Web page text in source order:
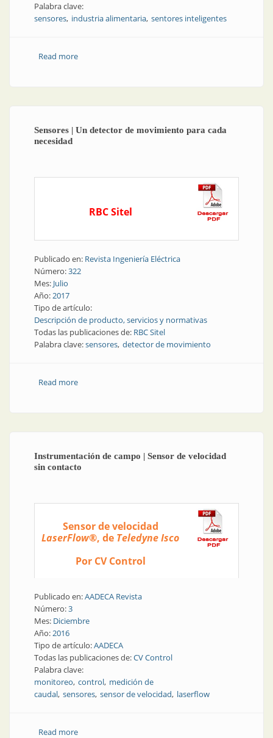
Palabra clave:
sensores industria alimentaria sentores inteligentes
Read moreabout Sensores | Sensores inteligentes en la industria
Sensores | Un detector de movimiento para cada
necesidad
RBC Sitel
Publicado en: Revista Ingeniería Eléctrica
Número:322
Mes: Julio
Año:2017
Tipo de artículo:
Descripción de producto, servicios y normativas
Todas las publicaciones de: RBC Sitel
Palabra clave:sensores detector de movimiento
Read moreabout Sensores | Un detector de movimiento para
Instrumentación de campo | Sensor de velocidad
sin contacto
Sensor de velocidad
LaserFlow®, de Teledyne Isco
Por CV Control
Publicado en:AADECA Revista
Número:3
Mes: Diciembre
Año:2016
Tipo de artículo:AADECA
Todas las publicaciones de:CV Control
Palabra clave:
monitoreo control medición de
caudal sensores sensor de velocidad laserflow
Read moreabout Instrumentación de campo | Sensor de